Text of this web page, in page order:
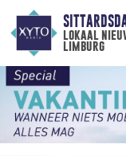
lokaal
limburg